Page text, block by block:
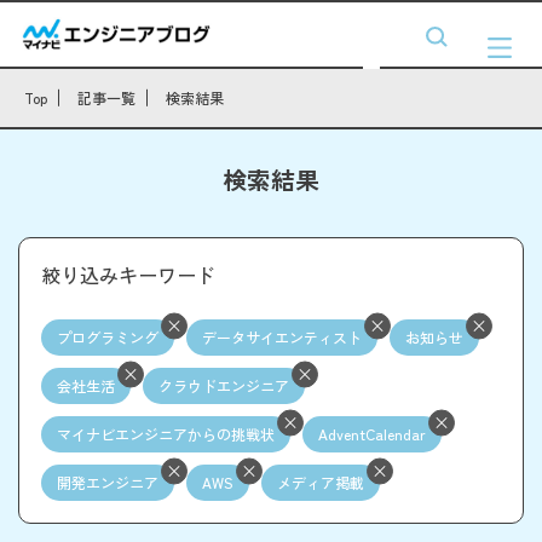
Top 記事一覧 検索結果
検索結果
絞り込みキーワード
プログラミング データサイエンティスト お知らせ
会社生活 クラウドエンジニア
マイナビエンジニアからの挑戦状 AdventCalendar
開発エンジニア AWS メディア掲載